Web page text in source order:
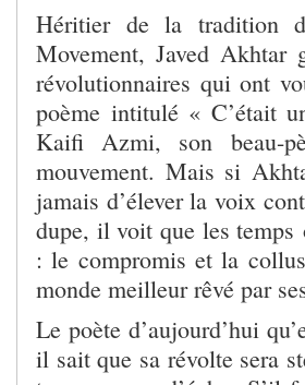
Héritier de la tradition
Movement, Javed Akhtar
révolutionnaires qui ont
poème intitulé « C’était
Kaifi Azmi, son beau-
mouvement. Mais si
jamais d’élever la voix
dupe, il voit que les
: le compromis et la
monde meilleur rêvé par
Le poète d’aujourd’hui
il sait que sa révolte sera